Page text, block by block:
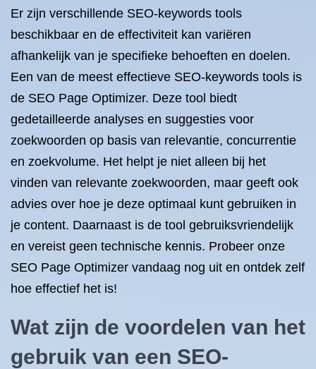
Er zijn verschillende SEO-keywords tools
beschikbaar en de effectiviteit kan variëren
afhankelijk van je specifieke behoeften en doelen.
Een van de meest effectieve SEO-keywords tools is
de SEO Page Optimizer. Deze tool biedt
gedetailleerde analyses en suggesties voor
zoekwoorden op basis van relevantie, concurrentie
en zoekvolume. Het helpt je niet alleen bij het
vinden van relevante zoekwoorden, maar geeft ook
advies over hoe je deze optimaal kunt gebruiken in
je content. Daarnaast is de tool gebruiksvriendelijk
en vereist geen technische kennis. Probeer onze
SEO Page Optimizer vandaag nog uit en ontdek zelf
hoe effectief het is!
Wat zijn de voordelen van het
gebruik van een SEO-